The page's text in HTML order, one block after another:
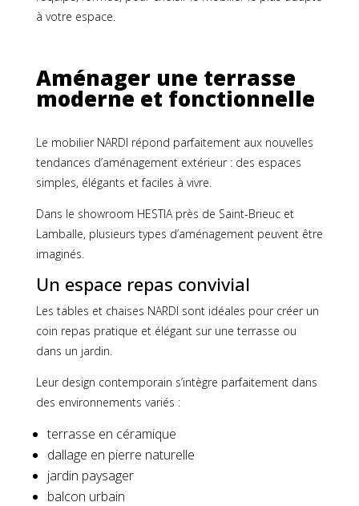
à votre espace.
Aménager une terrasse
moderne et fonctionnelle
Le mobilier NARDI répond parfaitement aux nouvelles
tendances d’aménagement extérieur : des espaces
simples, élégants et faciles à vivre.
Dans le showroom HESTIA près de Saint-Brieuc et
Lamballe, plusieurs types d’aménagement peuvent être
imaginés.
Un espace repas convivial
Les tables et chaises NARDI sont idéales pour créer un
coin repas pratique et élégant sur une terrasse ou
dans un jardin.
Leur design contemporain s’intègre parfaitement dans
des environnements variés :
terrasse en céramique
dallage en pierre naturelle
jardin paysager
balcon urbain